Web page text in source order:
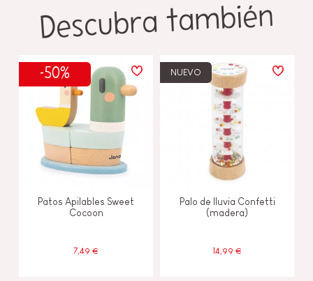
Descubra también
-50%
Patos Apilables Sweet
Cocoon
7,49 €
NUEVO
Palo de lluvia Confetti
(madera)
14,99 €